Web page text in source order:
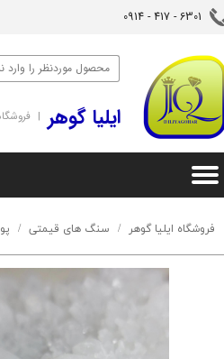
تغییر گذر واژه
سفارشات
خروج از حساب کاربری
6301 - 417 - 0914​​​​​​​
‌ایلیا گوهر |
فروشگاه ایلیا گوهر سنگ های قیمتی